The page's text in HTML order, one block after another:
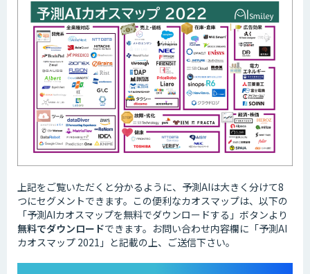
上記をご覧いただくと分かるように、予測AIは大きく分けて8
つにセグメントできます。この便利なカオスマップは、以下の
「予測AIカオスマップを無料でダウンロードする」ボタンより
無料でダウンロードできます。お問い合わせ内容欄に「予測AI
カオスマップ 2021」と記載の上、ご送信下さい。